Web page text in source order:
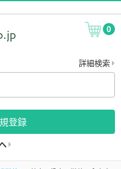
0
詳細検索
登録